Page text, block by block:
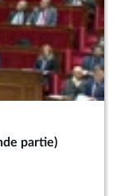
partie)